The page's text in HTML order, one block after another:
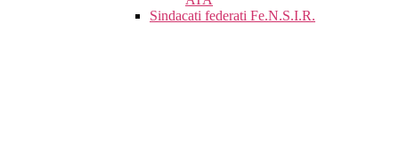
Sindacati federati Fe.N.S.I.R.